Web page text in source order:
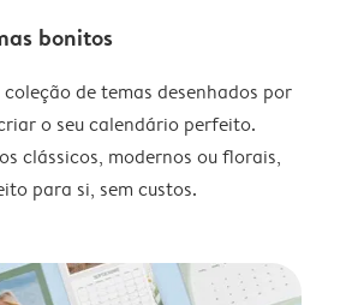
bonitos
de temas desenhados por
o seu calendário perfeito.
clássicos, modernos ou florais,
para si, sem custos.